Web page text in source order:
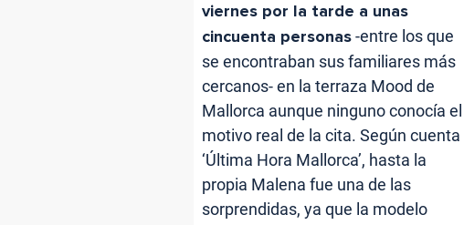
viernes por la tarde a unas
cincuenta personas-entre los que
se encontraban sus familiares más
cercanos- en la terraza Mood de
Mallorca aunque ninguno conocía el
motivo real de la cita. Según cuenta
‘Última Hora Mallorca’, hasta la
propia Malena fue una de las
sorprendidas, ya que la modelo